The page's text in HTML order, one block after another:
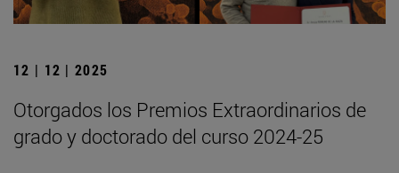
12 | 12 | 2025
Otorgados los Premios Extraordinarios de
grado y doctorado del curso 2024-25